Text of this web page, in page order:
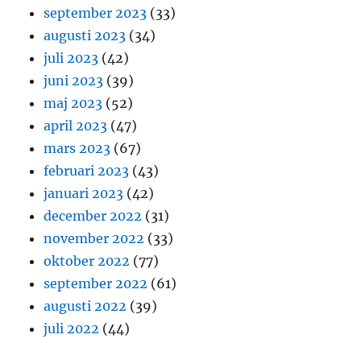
september 2023 (33)
augusti 2023 (34)
juli 2023 (42)
juni 2023 (39)
maj 2023 (52)
april 2023 (47)
mars 2023 (67)
februari 2023 (43)
januari 2023 (42)
december 2022 (31)
november 2022 (33)
oktober 2022 (77)
september 2022 (61)
augusti 2022 (39)
juli 2022 (44)